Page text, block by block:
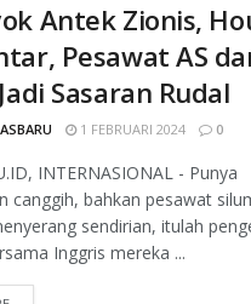
Antek Zionis,
Pesawat AS
Sasaran Rudal
1 FEBRUARI 2024 0
INTERNASIONAL - Punya
canggih, bahkan pesawat
sendirian, itulah
Inggris mereka ...